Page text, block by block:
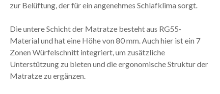
zur Belüftung, der für ein angenehmes Schlafklima sorgt.
Die untere Schicht der Matratze besteht aus RG55-
Material und hat eine Höhe von 80 mm. Auch hier ist ein 7
Zonen Würfelschnitt integriert, um zusätzliche
Unterstützung zu bieten und die ergonomische Struktur der
Matratze zu ergänzen.